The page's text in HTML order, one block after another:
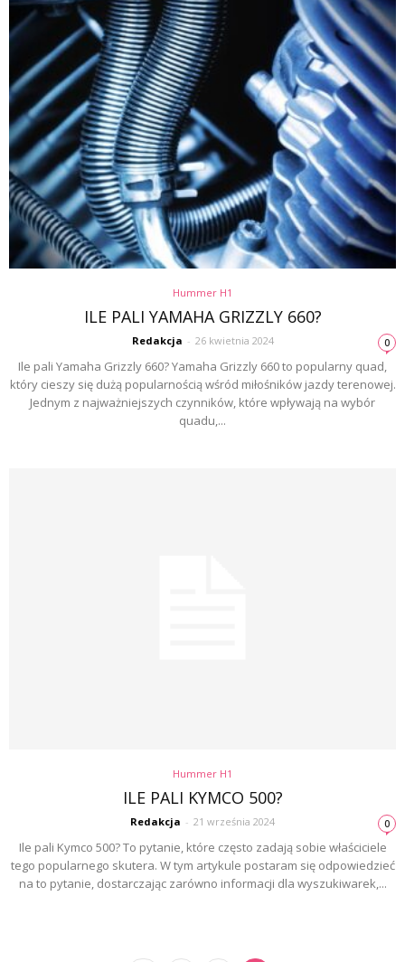
Hummer H1
ILE PALI YAMAHA GRIZZLY 660?
Redakcja - 26 kwietnia 2024 0
Ile pali Yamaha Grizzly 660? Yamaha Grizzly 660 to popularny quad,
który cieszy się dużą popularnością wśród miłośników jazdy terenowej.
Jednym z najważniejszych czynników, które wpływają na wybór
quadu,...
Hummer H1
ILE PALI KYMCO 500?
Redakcja - 21 września 2024 0
Ile pali Kymco 500? To pytanie, które często zadają sobie właściciele
tego popularnego skutera. W tym artykule postaram się odpowiedzieć
na to pytanie, dostarczając zarówno informacji dla wyszukiwarek,...